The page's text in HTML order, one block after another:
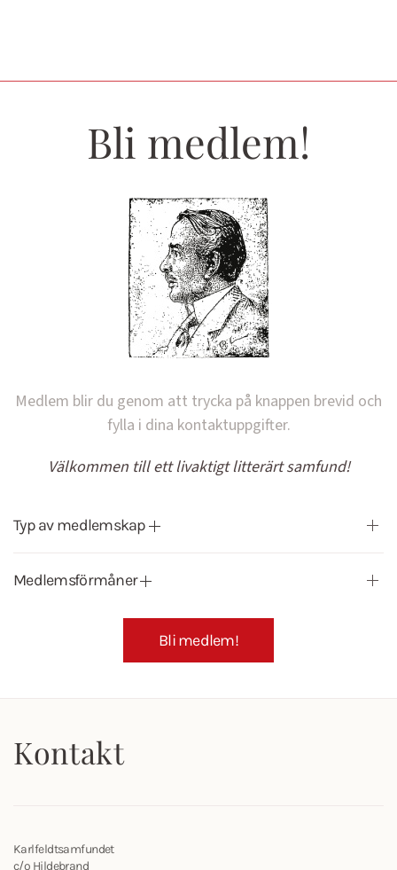
Bli medlem!
Medlem blir du genom att trycka på knappen brevid och
fylla i dina kontaktuppgifter.
Välkommen till ett livaktigt litterärt samfund!
Typ av medlemskap
Medlemsförmåner
Bli medlem!
Kontakt
Karlfeldtsamfundet
c/o Hildebrand